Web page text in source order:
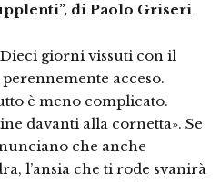
di Paolo Griseri
giorni vissuti con il
acceso.
è meno complicato.
davanti alla cornetta». Se
che anche
l’ansia che ti rode svanirà